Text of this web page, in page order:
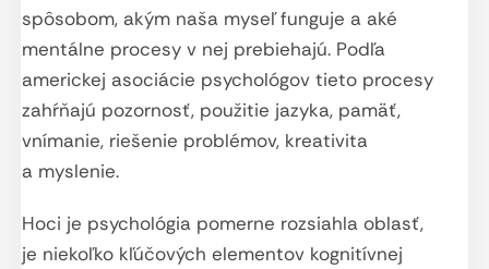
spôsobom, akým naša myseľ funguje a aké
mentálne procesy v nej prebiehajú. Podľa
americkej asociácie psychológov tieto procesy
zahŕňajú pozornosť, použitie jazyka, pamäť,
vnímanie, riešenie problémov, kreativita
a myslenie.
Hoci je psychológia pomerne rozsiahla oblasť,
je niekoľko kľúčových elementov kognitívnej